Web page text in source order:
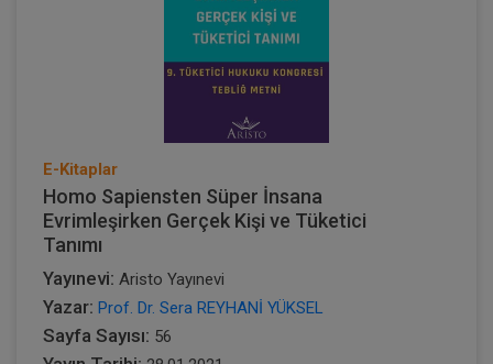
E-Kitaplar
Homo Sapiensten Süper İnsana
Evrimleşirken Gerçek Kişi ve Tüketici
Tanımı
Yayınevi: Aristo Yayınevi
Yazar: Prof. Dr. Sera REYHANİ YÜKSEL
Sayfa Sayısı: 56